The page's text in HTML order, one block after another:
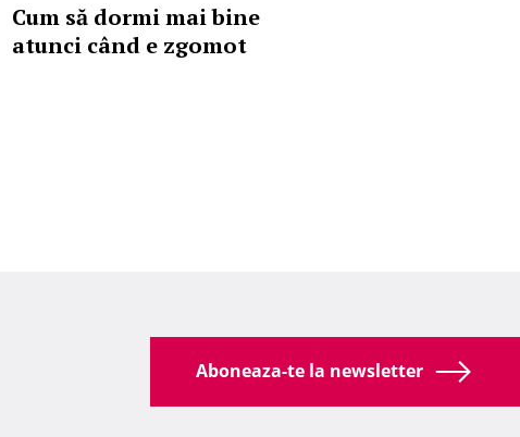
Cum să dormi mai bine
atunci când e zgomot
Aboneaza-te la newsletter